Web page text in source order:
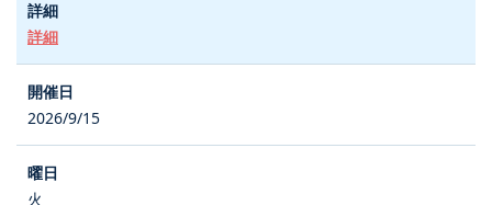
詳細
2026/9/15
火